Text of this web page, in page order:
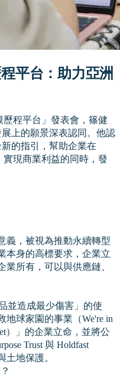
平台：助力亞洲
程平台」發表會，篠健
上的願景深表認同。他認
的指引，幫助企業在
實現商業利益的同時，發
義，被視為推動永續轉型
本身的高標要求，企業立
所有，可以與供應鏈、
並造成最少傷害」的使
地球家園的事業（We're in
）」的企業立命，並將公
Trust 與 Holdfast
土地保護。